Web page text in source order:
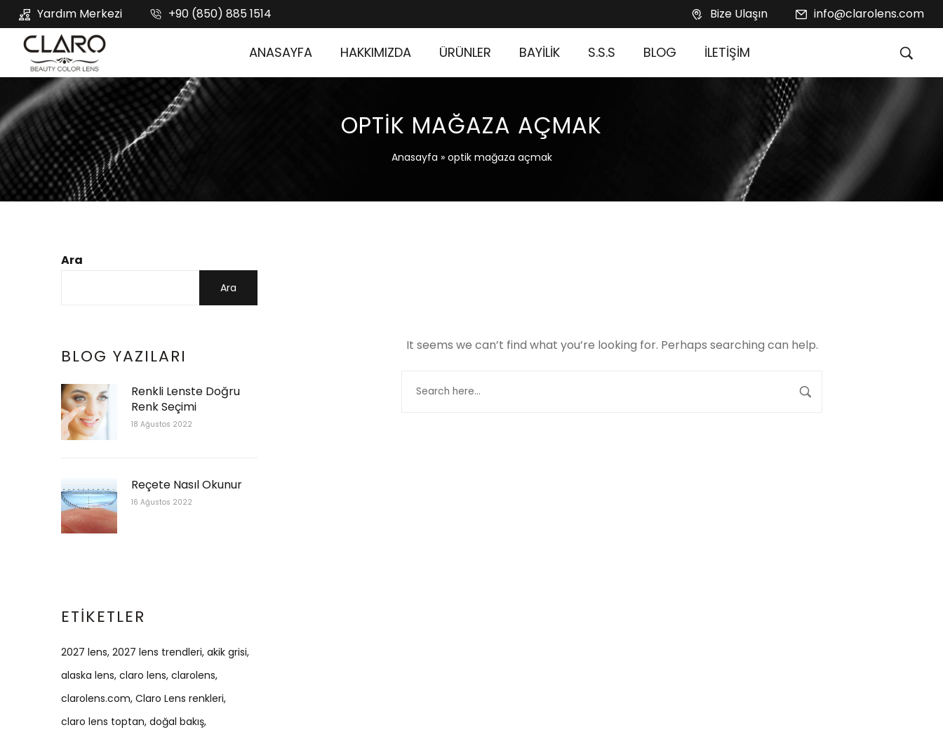
Yardım Merkezi +90 (850) 885 1514 Bize Ulaşın info@clarolens.com
ANASAYFA HAKKIMIZDA ÜRÜNLER BAYİLİK S.S.S BLOG İLETİŞİM
OPTIK MAĞAZA AÇMAK
Anasayfa » optik mağaza açmak
Ara
Ara
BLOG YAZILARI
Renkli Lenste Doğru
Renk Seçimi
18 Ağustos 2022
Reçete Nasıl Okunur
16 Ağustos 2022
ETIKETLER
2027 lens 2027 lens trendleri akik grisi
alaska lens claro lens clarolens
clarolens.com Claro Lens renkleri
claro lens toptan doğal bakış
It seems we can’t find what you’re looking for. Perhaps searching can help.